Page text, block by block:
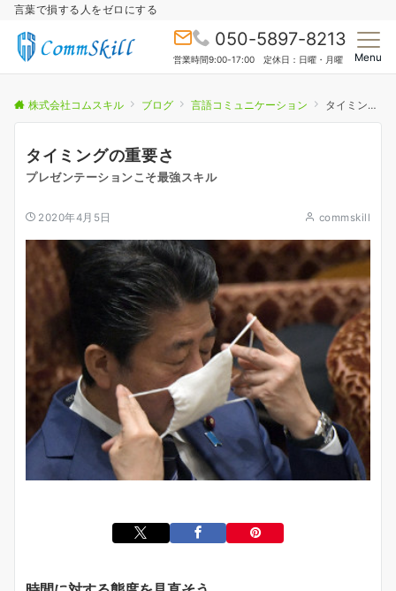
言葉で損する人をゼロにする
050-5897-8213
営業時間9:00-17:00 定休日：日曜・月曜 Menu
株式会社コムスキル ブログ 言語コミュニケーション タイミングの重要さ
タイミングの重要さ
プレゼンテーションこそ最強スキル
2020年4月5日 commskill